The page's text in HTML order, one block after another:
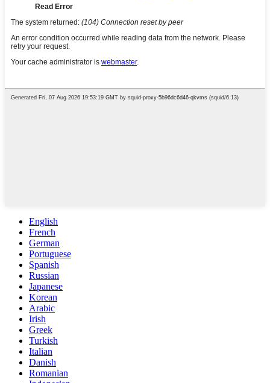
English
French
German
Portuguese
Spanish
Russian
Japanese
Korean
Arabic
Irish
Greek
Turkish
Italian
Danish
Romanian